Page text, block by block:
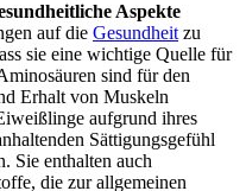
Aspekte
auf die Gesundheit zu
sie eine wichtige Quelle für
sind für den
Erhalt von Muskeln
aufgrund ihres
Sättigungsgefühl
Sie enthalten auch
die zur allgemeinen